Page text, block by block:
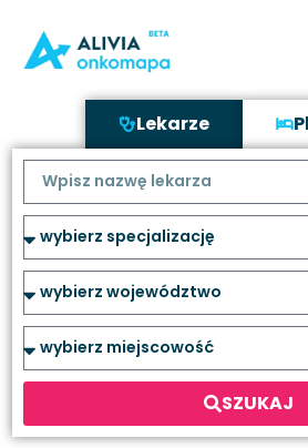
Lekarze
SZUKAJ